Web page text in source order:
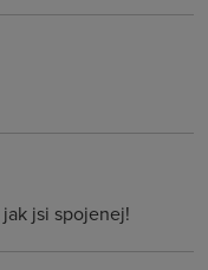
jsi spojenej!